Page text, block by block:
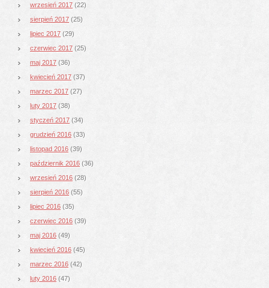
wrzesień 2017 (22)
sierpień 2017 (25)
lipiec 2017 (29)
czerwiec 2017 (25)
maj 2017 (36)
kwiecień 2017 (37)
marzec 2017 (27)
luty 2017 (38)
styczeń 2017 (34)
grudzień 2016 (33)
listopad 2016 (39)
październik 2016 (36)
wrzesień 2016 (28)
sierpień 2016 (55)
lipiec 2016 (35)
czerwiec 2016 (39)
maj 2016 (49)
kwiecień 2016 (45)
marzec 2016 (42)
luty 2016 (47)